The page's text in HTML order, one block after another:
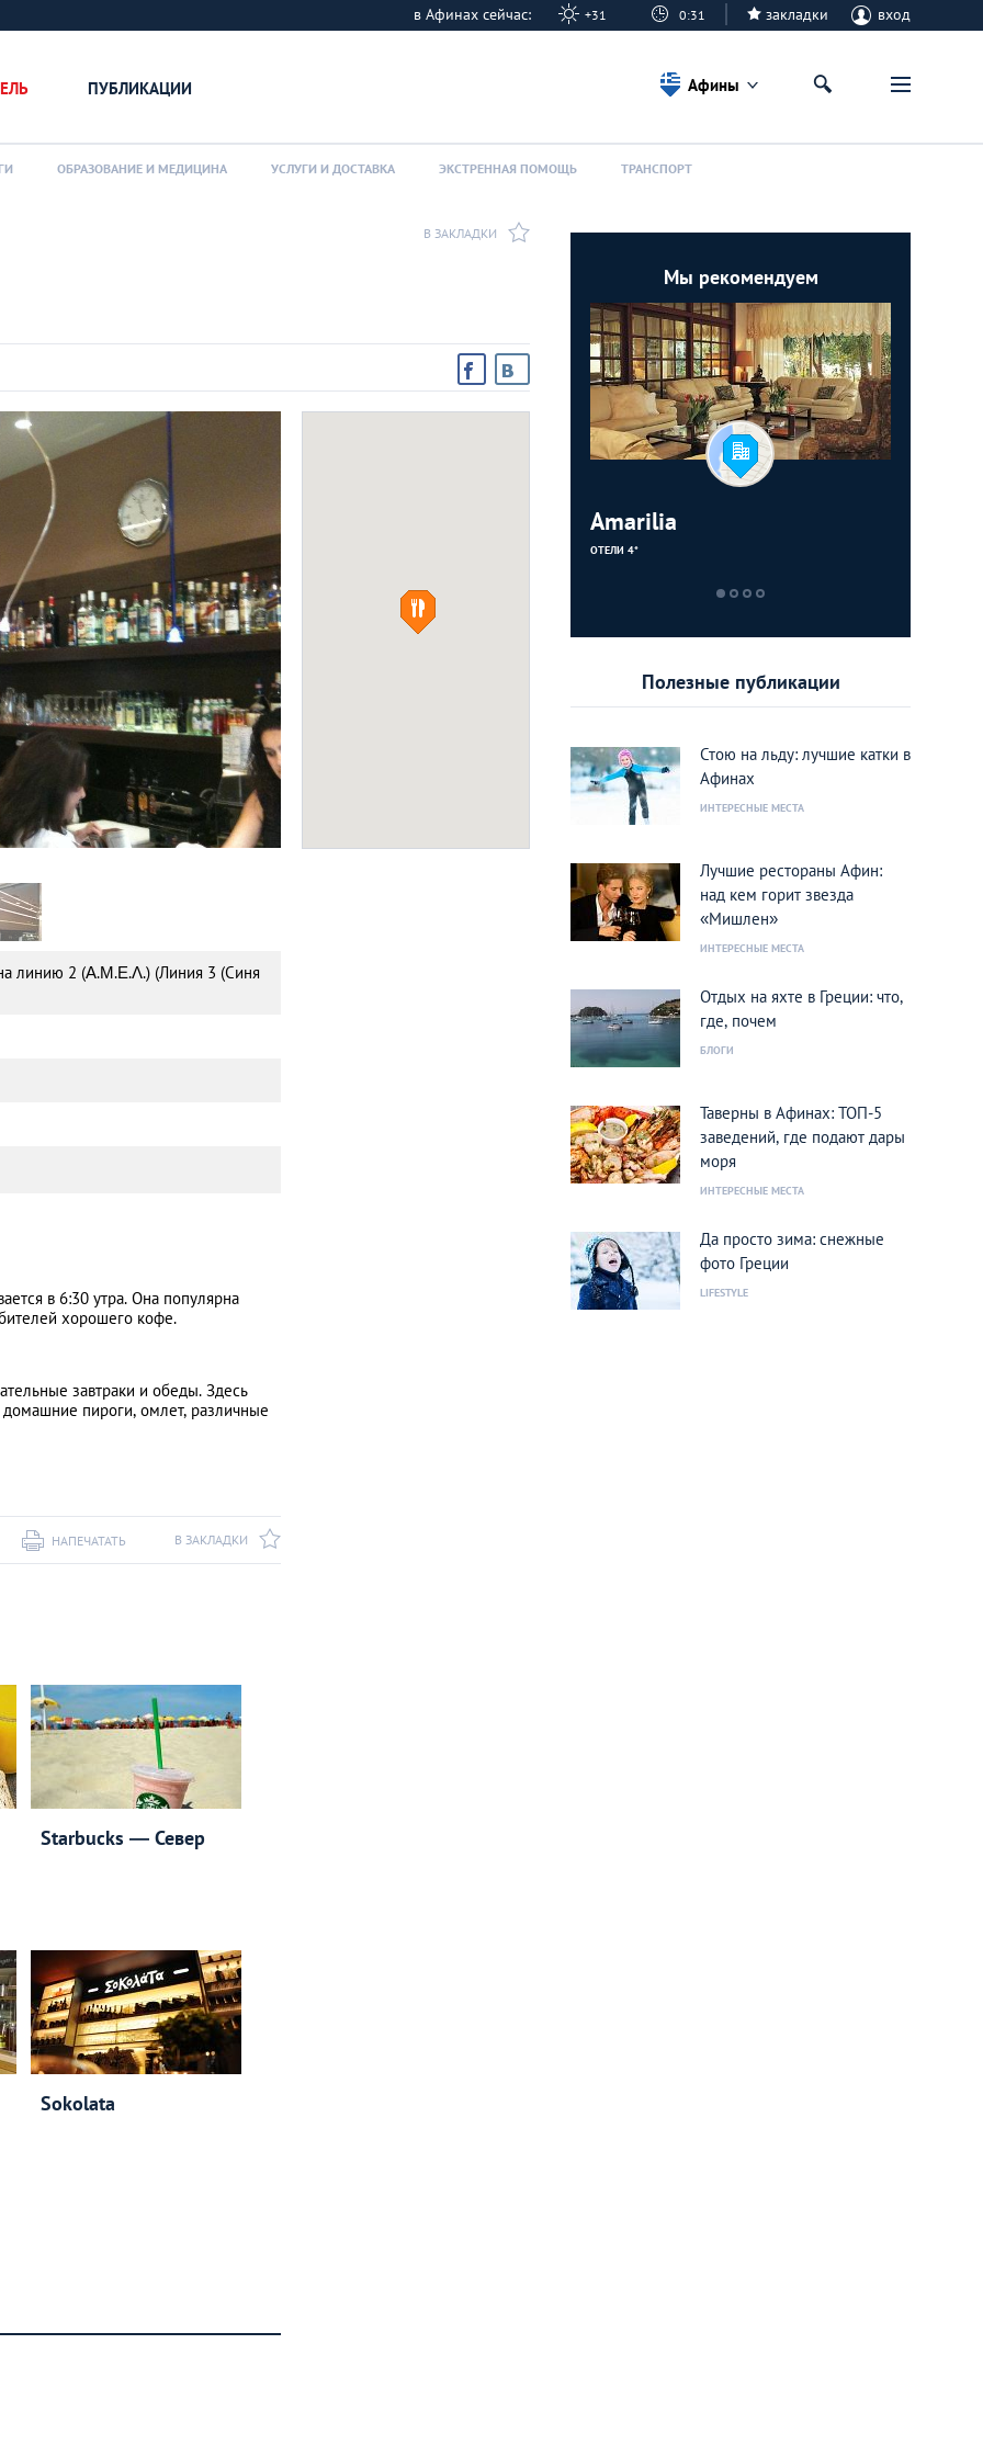
в Афинах сейчас: +31 0:31 закладки вход
ПУБЛИКАЦИИ Афины
ОБРАЗОВАНИЕ И МЕДИЦИНА УСЛУГИ И ДОСТАВКА ЭКСТРЕННАЯ ПОМОЩЬ ТРАНСПОРТ
В ЗАКЛАДКИ
линию 2 (Α.Μ.Ε.Λ.) (Линия 3 (Синя
в 6:30 утра. Она популярна
хорошего кофе.
завтраки и обеды. Здесь
пироги, омлет, различные
В ЗАКЛАДКИ
НАПЕЧАТАТЬ
Starbucks ― Север
Sokolata
Мы рекомендуем
Amarilia
ОТЕЛИ 4*
Полезные публикации
Стою на льду: лучшие катки в
Афинах
ИНТЕРЕСНЫЕ МЕСТА
Лучшие рестораны Афин:
над кем горит звезда
«Мишлен»
ИНТЕРЕСНЫЕ МЕСТА
Отдых на яхте в Греции: что,
где, почем
БЛОГИ
Таверны в Афинах: ТОП-5
заведений, где подают дары
моря
ИНТЕРЕСНЫЕ МЕСТА
Да просто зима: снежные
фото Греции
LIFESTYLE